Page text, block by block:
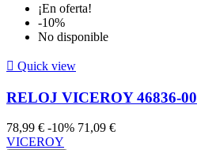
¡En oferta!
-10%
No disponible
 Quick view
RELOJ VICEROY 46836-00
78,99 € -10% 71,09 €
VICEROY